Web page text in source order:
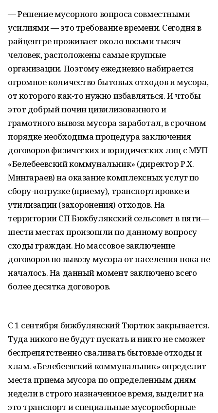
— Решение мусорного вопроса совместными
усилиями — это требование времени. Сегодня в
райцентре проживает около восьми тысяч
человек, расположены самые крупные
организации. Поэтому ежедневно набирается
огромное количество бытовых отходов и мусора,
от которого как-то нужно избавляться. И чтобы
этот добрый почин цивилизованного и
грамотного вывоза мусора заработал, в срочном
порядке необходима процедура заключения
договоров физических и юридических лиц с МУП
«Белебеевский коммунальник» (директор Р.Х.
Мингараев) на оказание комплексных услуг по
сбору-погрузке (приему), транспортировке и
утилизации (захоронения) отходов. На
территории СП Бижбулякский сельсовет в пяти—
шести местах произошли по данному вопросу
сходы граждан. Но массовое заключение
договоров по вывозу мусора от населения пока не
началось. На данный момент заключено всего
более десятка договоров.
С 1 сентября бижбулякский Тюртюк закрывается.
Туда никого не будут пускать и никто не сможет
беспрепятственно сваливать бытовые отходы и
хлам. «Белебеевский коммунальник» определит
места приема мусора по определенным дням
недели в строго назначенное время, выделит на
это транспорт и специальные мусоросборные